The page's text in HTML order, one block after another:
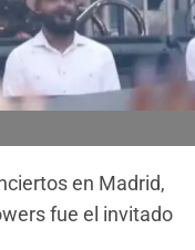
en Madrid,
fue el invitado